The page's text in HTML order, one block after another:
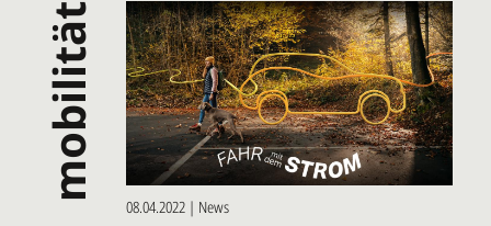
mobilität
08.04.2022 | News